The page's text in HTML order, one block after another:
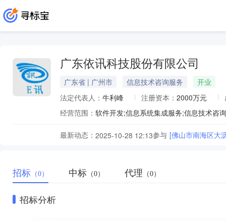
广东依讯科技股份有限公司
广东省 | 广州市 信息技术咨询服务
开业
法定代表人： 牛利峰 注册资本： 2000万元
经营范围：
最新动态： 2025-10-28 12:13参与 [佛山市南海区大
招标 （0） 中标 （0） 代理 （0）
招标分析